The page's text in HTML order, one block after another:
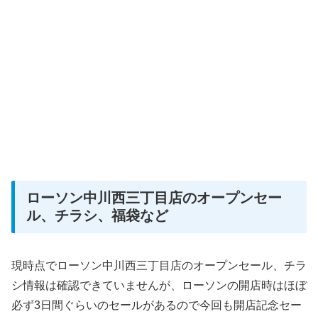
ローソン中川西三丁目店のオープンセー
ル、チラシ、福袋など
現時点でローソン中川西三丁目店のオープンセール、チラ
シ情報は確認できていませんが、ローソンの開店時はほぼ
必ず3日間ぐらいのセールがあるので今回も開店記念セー